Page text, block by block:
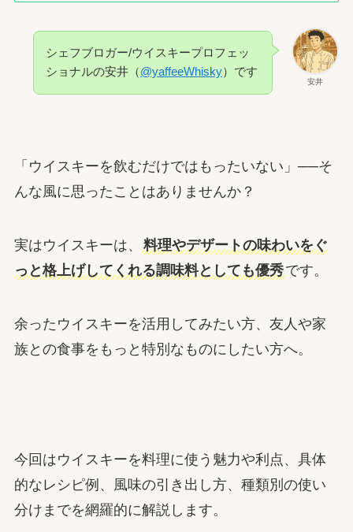
安井
シェフブロガー/ウイスキープロフェッ
ショナルの安井（@yaffeeWhisky）です
「ウイスキーを飲むだけではもったいない」──そ
んな風に思ったことはありませんか？
実はウイスキーは、
料理やデザートの味わいをぐ
っと格上げしてくれる調味料としても優秀です。
余ったウイスキーを活用してみたい方、友人や家
族との食事をもっと特別なものにしたい方へ。
今回はウイスキーを料理に使う魅力や利点、具体
的なレシピ例、風味の引き出し方、種類別の使い
分けまでを網羅的に解説します。